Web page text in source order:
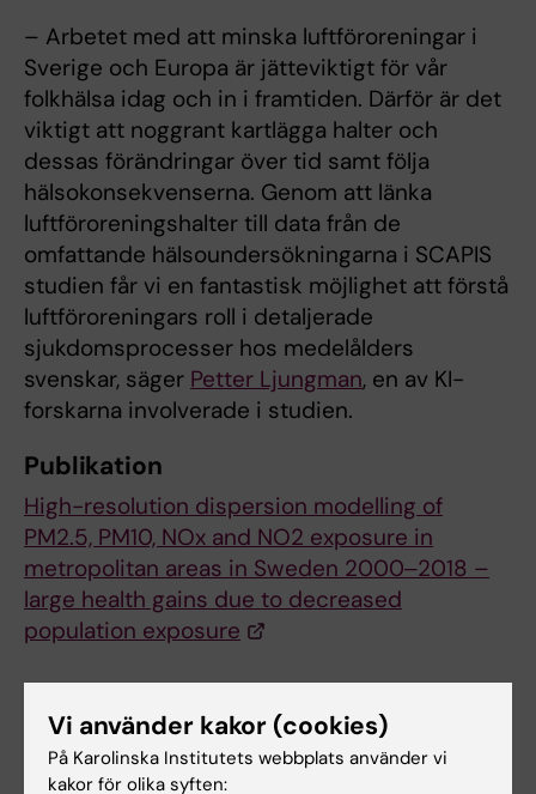
– Arbetet med att minska luftföroreningar i
Sverige och Europa är jätteviktigt för vår
folkhälsa idag och in i framtiden. Därför är det
viktigt att noggrant kartlägga halter och
dessas förändringar över tid samt följa
hälsokonsekvenserna. Genom att länka
luftföroreningshalter till data från de
omfattande hälsoundersökningarna i SCAPIS
studien får vi en fantastisk möjlighet att förstå
luftföroreningars roll i detaljerade
sjukdomsprocesser hos medelålders
svenskar, säger Petter Ljungman, en av KI-
forskarna involverade i studien.
Publikation
High-resolution dispersion modelling of
PM2.5, PM10, NOx and NO2 exposure in
metropolitan areas in Sweden 2000‒2018 –
large health gains due to decreased
population exposure
Kartbilder
Illustrativa kartor från studien finns att ladda
ner fritt via svensk nationell
Vi använder kakor (cookies)
På Karolinska Institutets webbplats använder vi
kakor för olika syften: